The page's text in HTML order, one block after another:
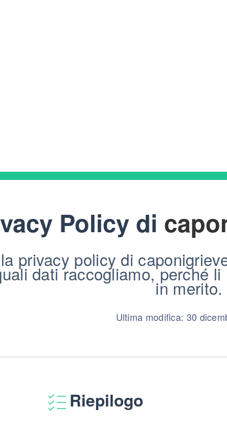
Policy di
privacy policy di
dati raccogliamo, perché
in merito.
Ultima modifica: 30
Riepilogo